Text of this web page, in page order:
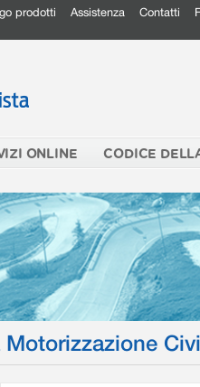
prodotti Assistenza Contatti
ONLINE CODICE